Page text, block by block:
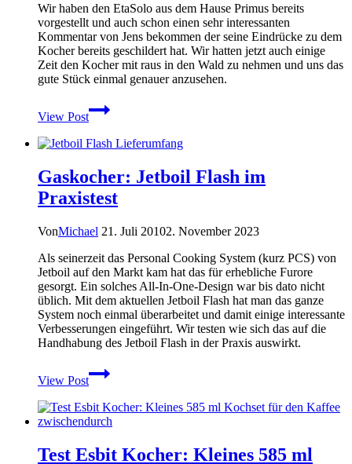
Wir haben den EtaSolo aus dem Hause Primus bereits
vorgestellt und auch schon einen sehr interessanten
Kommentar von Jens bekommen der seine Eindrücke zu dem
Kocher bereits geschildert hat. Wir hatten jetzt auch einige
Zeit den Kocher mit raus in den Wald zu nehmen und uns das
gute Stück einmal genauer anzusehen.
View Post
Primus
EtaSolo
im
Gaskocher: Jetboil Flash im
Praxistest
VonMichael 21. Juli 20102. November 2023
Als seinerzeit das Personal Cooking System (kurz PCS) von
Jetboil auf den Markt kam hat das für erhebliche Furore
gesorgt. Ein solches All-In-One-Design war bis dato nicht
üblich. Mit dem aktuellen Jetboil Flash hat man das ganze
System noch einmal überarbeitet und damit einige interessante
Verbesserungen eingeführt. Wir testen wie sich das auf die
Handhabung des Jetboil Flash in der Praxis auswirkt.
View Post
Gaskocher:
Jetboil
im
Praxistest
Test Esbit Kocher: Kleines 585 ml